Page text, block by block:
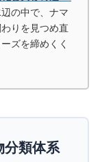
の中で、ナマ
りを見つめ直
ズを締めくく
分類体系